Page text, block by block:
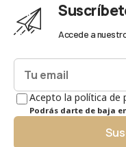
Accede a
Acepto la política de
Podrás darte de baja